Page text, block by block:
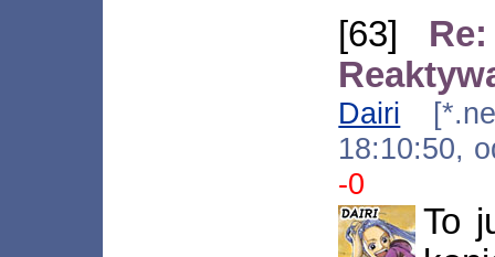
[63]
Dairi
18:10:50,
-0
To